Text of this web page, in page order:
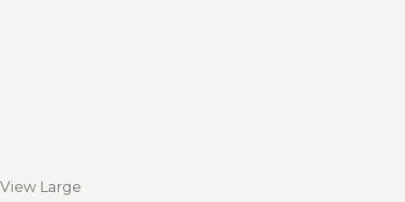
View Large